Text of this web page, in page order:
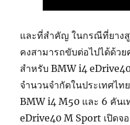
และที่สำคัญ ในกรณีที่ยาง
คงสามารถขับต่อไปได้ด้ว
สำหรับ BMW i4
จำนวนจำกัดในประเทศไ
BMW i4 M50 และ 6 คัน
eDrive40 M Sport เปิดจ